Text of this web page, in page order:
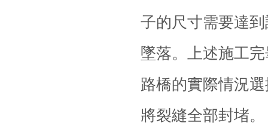
子的尺寸需要達
墜落。上述施工
路橋的實際情況
將裂縫全部封堵。